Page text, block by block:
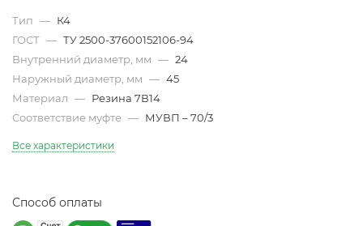
Тип — К4
ГОСТ — ТУ 2500-37600152106-94
Внутренний диаметр, мм — 24
Наружный диаметр, мм — 45
Материал — Резина 7В14
Соответствие муфте — МУВП – 70/3
Все характеристики
Способ оплаты